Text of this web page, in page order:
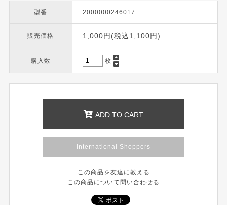
型番 2000000246017
販売価格 1,000円(税込1,100円)
購入数 枚
ADD TO CART
International Shoppers
この商品を友達に教える
この商品について問い合わせる